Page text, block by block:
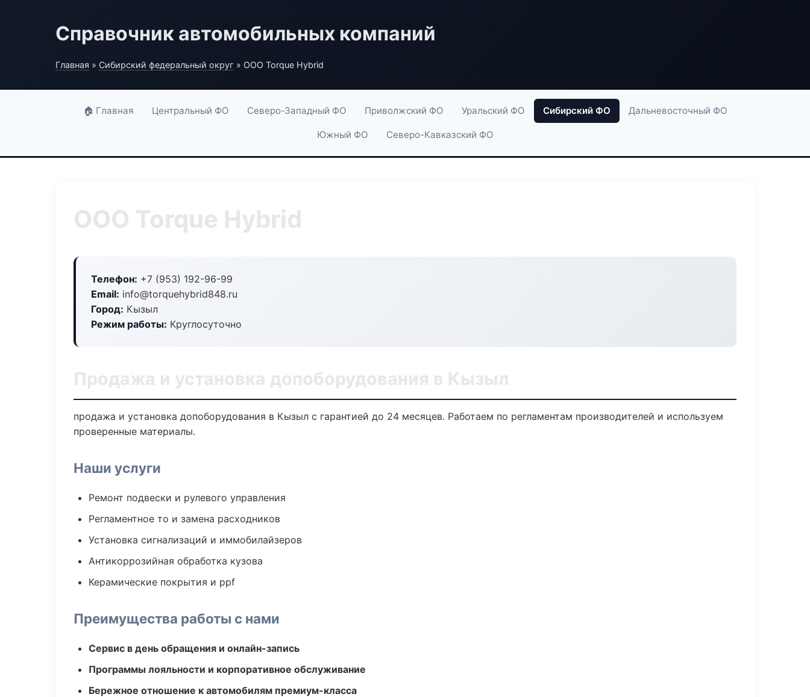
Справочник автомобильных компаний
Главная » Сибирский федеральный округ » ООО Torque Hybrid
🏠 Главная Центральный ФО Северо-Западный ФО Приволжский ФО Уральский ФО Сибирский ФО Дальневосточный ФО
Южный ФО Северо-Кавказский ФО
ООО Torque Hybrid
Телефон: +7 (953) 192-96-99
Email: info@torquehybrid848.ru
Город: Кызыл
Режим работы: Круглосуточно
Продажа и установка допоборудования в Кызыл
продажа и установка допоборудования в Кызыл с гарантией до 24 месяцев. Работаем по регламентам производителей и используем
проверенные материалы.
Наши услуги
Ремонт подвески и рулевого управления
Регламентное то и замена расходников
Установка сигнализаций и иммобилайзеров
Антикоррозийная обработка кузова
Керамические покрытия и ppf
Преимущества работы с нами
Сервис в день обращения и онлайн-запись
Программы лояльности и корпоративное обслуживание
Бережное отношение к автомобилям премиум-класса